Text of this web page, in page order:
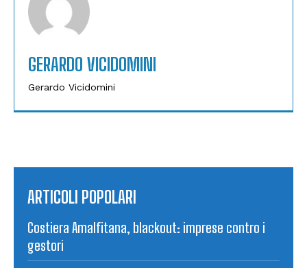
GERARDO VICIDOMINI
Gerardo Vicidomini
ARTICOLI POPOLARI
Costiera Amalfitana, blackout: imprese contro i
gestori